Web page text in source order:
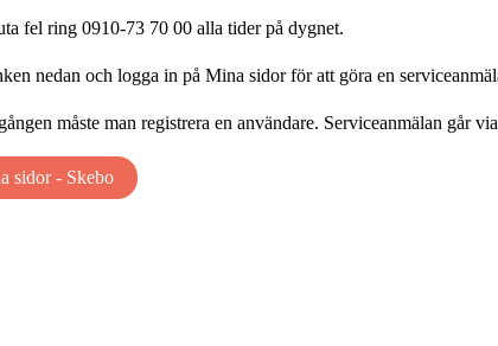
fel ring 0910-73 70 00 alla tider på dygnet.
nedan och logga in på Mina sidor för att göra en
måste man registrera en användare. Serviceanmälan går
sidor - Skebo